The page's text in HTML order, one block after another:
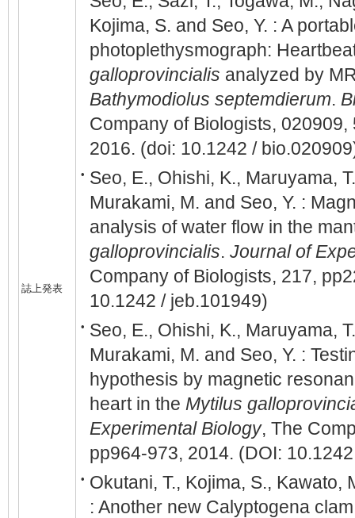
誌上発表
Kojima, S. and Seo, Y. : A
photoplethysmograph:
galloprovincialis analyzed by
Bathymodiolus septemdierum.
Company of Biologists,
2016. (doi: 10.1242 /
• Seo, E., Ohishi, K., Maruyama,
Murakami, M. and Seo, Y. :
analysis of water flow in the
galloprovincialis. Journal of
Company of Biologists, 217,
10.1242 / jeb.101949)
• Seo, E., Ohishi, K., Maruyama,
Murakami, M. and Seo, Y. :
hypothesis by magnetic
heart in the Mytilus
Experimental Biology, The
pp964-973, 2014. (DOI:
• Okutani, T., Kojima, S., Kawato,
: Another new Calyptogena